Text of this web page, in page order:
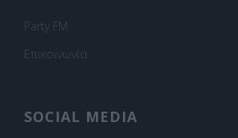
Party FM
Επικοινωνία
SOCIAL MEDIA